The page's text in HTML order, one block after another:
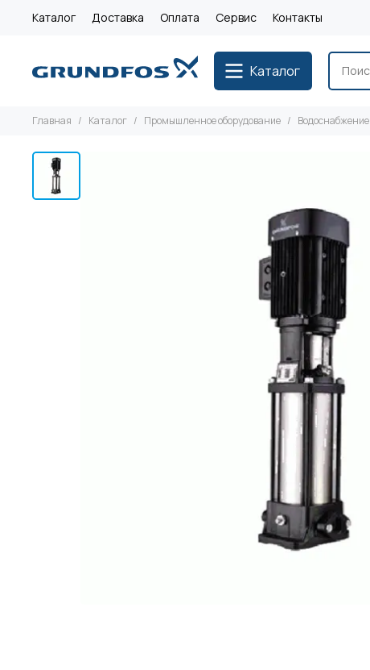
Каталог Доставка Оплата Сервис Контакты
Каталог
Главная Каталог Промышленное оборудование Водоснабжение